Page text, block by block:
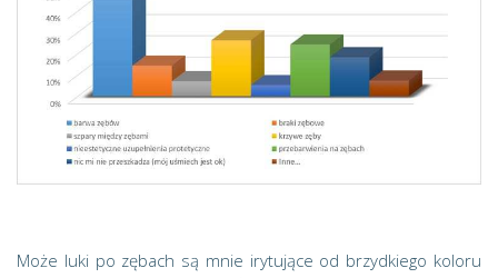
Może luki po zębach są mnie irytujące od brzydkiego koloru